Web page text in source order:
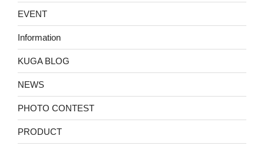
EVENT
Information
KUGA BLOG
NEWS
PHOTO CONTEST
PRODUCT